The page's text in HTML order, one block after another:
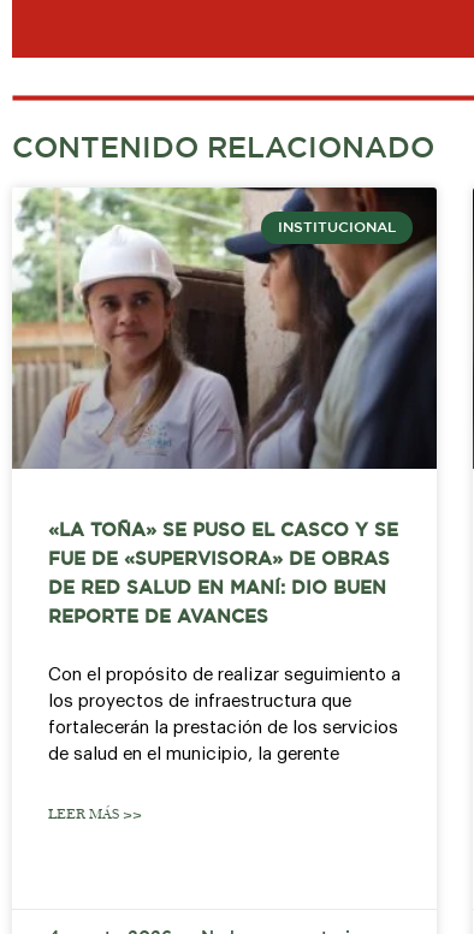
CONTENIDO RELACIONADO
INSTITUCIONAL
«LA TOÑA» SE PUSO EL CASCO Y SE
FUE DE «SUPERVISORA» DE OBRAS
DE RED SALUD EN MANÍ: DIO BUEN
REPORTE DE AVANCES
Con el propósito de realizar seguimiento a
los proyectos de infraestructura que
fortalecerán la prestación de los servicios
de salud en el municipio, la gerente
LEER MÁS >>